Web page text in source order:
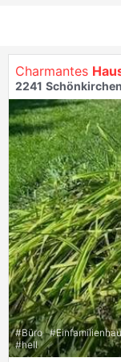
Charmantes
2241 Schönkirchen
#Büro #
#hell